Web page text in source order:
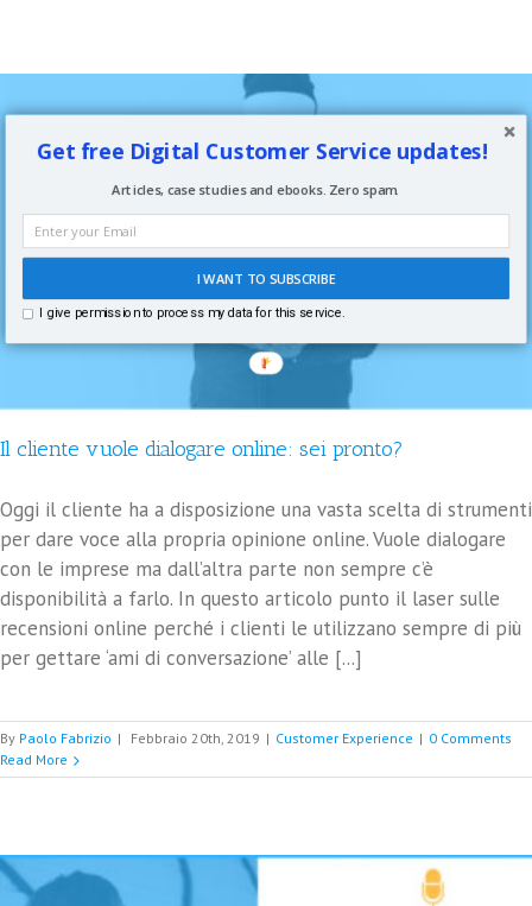
Il cliente vuole dialogare online: sei pronto?
Oggi il cliente ha a disposizione una vasta scelta di strumenti
per dare voce alla propria opinione online. Vuole dialogare
con le imprese ma dall’altra parte non sempre c’è
disponibilità a farlo. In questo articolo punto il laser sulle
recensioni online perché i clienti le utilizzano sempre di più
per gettare ‘ami di conversazione’ alle [...]
By Paolo Fabrizio | Febbraio 20th, 2019 | Customer Experience | 0 Comments
Read More
Get free Digital Customer Service updates!
I WANT TO SUBSCRIBE
I give permission to process my data for this service.
Articles, case studies and ebooks. Zero spam.